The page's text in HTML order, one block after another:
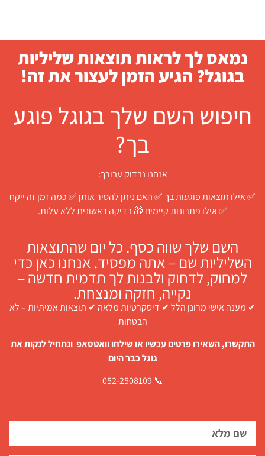
נמאס לך לראות תוצאות שליליות
בגוגל? הגיע הזמן לעצור את זה!
חיפוש השם שלך בגוגל פוגע
בך?
אנחנו נבדוק עבורך:
✅ אילו תוצאות פוגעות בך ✅ האם ניתן להסיר אותן ✅ כמה זמן זה ייקח
✅ אילו פתרונות קיימים 🎁 בדיקה ראשונית ללא עלות.
השם שלך שווה כסף. כל יום שהתוצאות
השליליות שם – אתה מפסיד. אנחנו כאן כדי
למחוק, לדחוק ולבנות לך תדמית חדשה –
נקייה, חזקה ומנצחת.
✔ מענה אישי מרונן הלל ✔ דיסקרטיות מלאה ✔ תוצאות אמיתיות – לא
הבטחות
התקשרו, השאירו פרטים עכשיו או שילחו וואטסאפ ונתחיל לנקות את
גוגל כבר היום
📞 052-2508109